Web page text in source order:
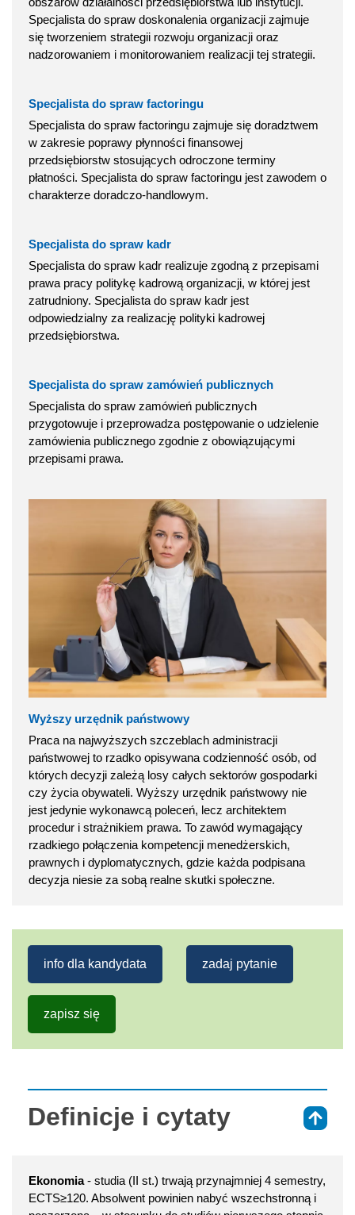
Specjalista do spraw doskonalenia organizacji zajmuje
się tworzeniem strategii rozwoju organizacji oraz
nadzorowaniem i monitorowaniem realizacji tej strategii.
Specjalista do spraw factoringu
Specjalista do spraw factoringu zajmuje się doradztwem
w zakresie poprawy płynności finansowej
przedsiębiorstw stosujących odroczone terminy
płatności. Specjalista do spraw factoringu jest zawodem o
charakterze doradczo-handlowym.
Specjalista do spraw kadr
Specjalista do spraw kadr realizuje zgodną z przepisami
prawa pracy politykę kadrową organizacji, w której jest
zatrudniony. Specjalista do spraw kadr jest
odpowiedzialny za realizację polityki kadrowej
przedsiębiorstwa.
Specjalista do spraw zamówień publicznych
Specjalista do spraw zamówień publicznych
przygotowuje i przeprowadza postępowanie o udzielenie
zamówienia publicznego zgodnie z obowiązującymi
przepisami prawa.
Wyższy urzędnik państwowy
Praca na najwyższych szczeblach administracji
państwowej to rzadko opisywana codzienność osób, od
których decyzji zależą losy całych sektorów gospodarki
czy życia obywateli. Wyższy urzędnik państwowy nie
jest jedynie wykonawcą poleceń, lecz architektem
procedur i strażnikiem prawa. To zawód wymagający
rzadkiego połączenia kompetencji menedżerskich,
prawnych i dyplomatycznych, gdzie każda podpisana
decyzja niesie za sobą realne skutki społeczne.
info dla kandydata zadaj pytanie
zapisz się
Definicje i cytaty
Ekonomia- studia (II st.) trwają przynajmniej 4 semestry,
ECTS≥120. Absolwent powinien nabyć wszechstronną i